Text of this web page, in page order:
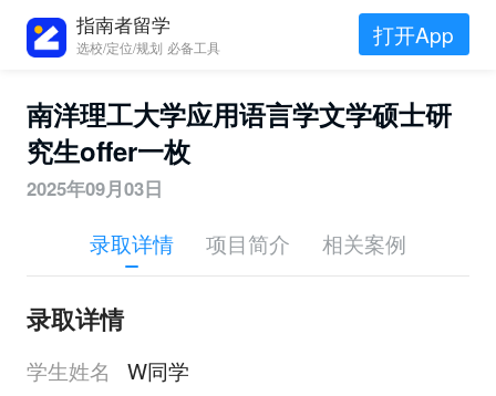
指南者留学
选校/定位/规划 必备工具 打开App
南洋理工大学应用语言学文学硕士研
究生offer一枚
2025年09月03日
录取详情 项目简介 相关案例
录取详情
学生姓名
W同学